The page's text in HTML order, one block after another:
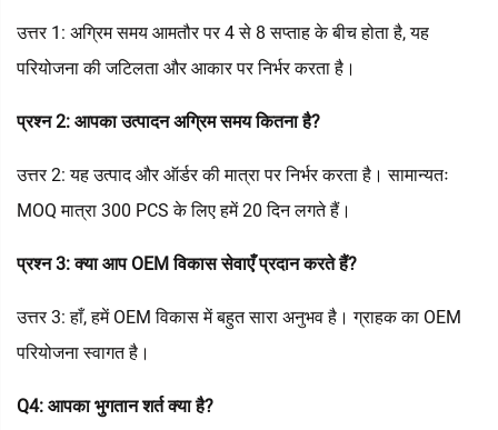
उत्तर 1: अग्रिम समय आमतौर पर 4 से 8 सप्ताह के बीच होता है, यह
परियोजना की जटिलता और आकार पर निर्भर करता है।
प्रश्न 2: आपका उत्पादन अग्रिम समय कितना है?
उत्तर 2: यह उत्पाद और ऑर्डर की मात्रा पर निर्भर करता है। सामान्यतः
MOQ मात्रा 300 PCS के लिए हमें 20 दिन लगते हैं।
प्रश्न 3: क्या आप OEM विकास सेवाएँ प्रदान करते हैं?
उत्तर 3: हाँ, हमें OEM विकास में बहुत सारा अनुभव है। ग्राहक का OEM
परियोजना स्वागत है।
Q4: आपका भुगतान शर्त क्या है?